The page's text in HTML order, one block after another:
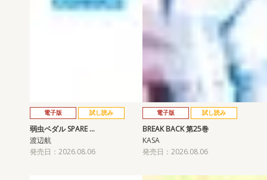
電子版 試し読み
弱虫ペダル SPARE …
渡辺航
発売日：2026.08.06
電子版 試し読み
BREAK BACK 第25巻
KASA
発売日：2026.08.06